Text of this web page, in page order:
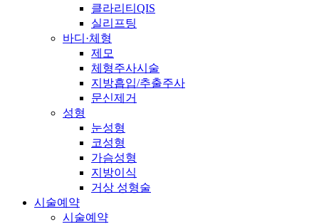
클라리티QIS
실리프팅
바디·체형
제모
체형주사시술
지방흡입/추출주사
문신제거
성형
눈성형
코성형
가슴성형
지방이식
거상 성형술
시술예약
시술예약